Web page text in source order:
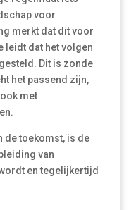
voor
merkt dat dit voor
leidt dat het volgen
Dit is zonde
het passend zijn,
met
de toekomst, is de
van
en tegelijkertijd